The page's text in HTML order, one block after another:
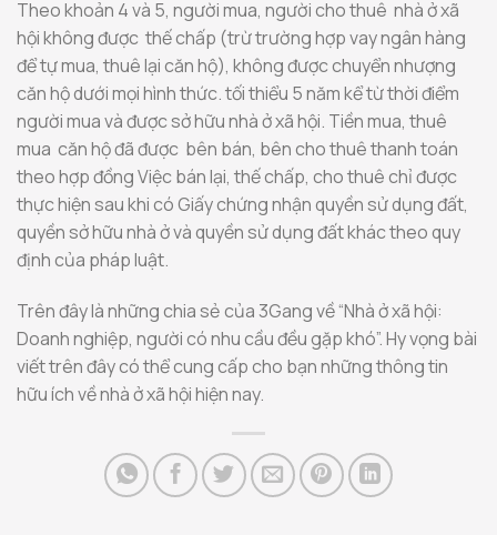
Theo khoản 4 và 5, người mua, người cho thuê nhà ở xã
hội không được thế chấp (trừ trường hợp vay ngân hàng
để tự mua, thuê lại căn hộ), không được chuyển nhượng
căn hộ dưới mọi hình thức. tối thiểu 5 năm kể từ thời điểm
người mua và được sở hữu nhà ở xã hội. Tiền mua, thuê
mua căn hộ đã được bên bán, bên cho thuê thanh toán
theo hợp đồng Việc bán lại, thế chấp, cho thuê chỉ được
thực hiện sau khi có Giấy chứng nhận quyền sử dụng đất,
quyền sở hữu nhà ở và quyền sử dụng đất khác theo quy
định của pháp luật.
Trên đây là những chia sẻ của 3Gang về “Nhà ở xã hội:
Doanh nghiệp, người có nhu cầu đều gặp khó”. Hy vọng bài
viết trên đây có thể cung cấp cho bạn những thông tin
hữu ích về nhà ở xã hội hiện nay.